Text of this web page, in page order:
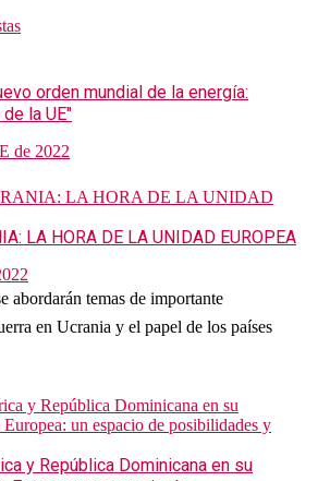
orden mundial de la energía:
la UE"
de 2022
LA HORA DE LA UNIDAD EUROPEA
abordarán temas de importante
en Ucrania y el papel de los países
y República Dominicana en su